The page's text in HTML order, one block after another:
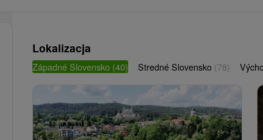
Lokalizacja
Západné Slovensko (40) Stredné Slovensko (78)